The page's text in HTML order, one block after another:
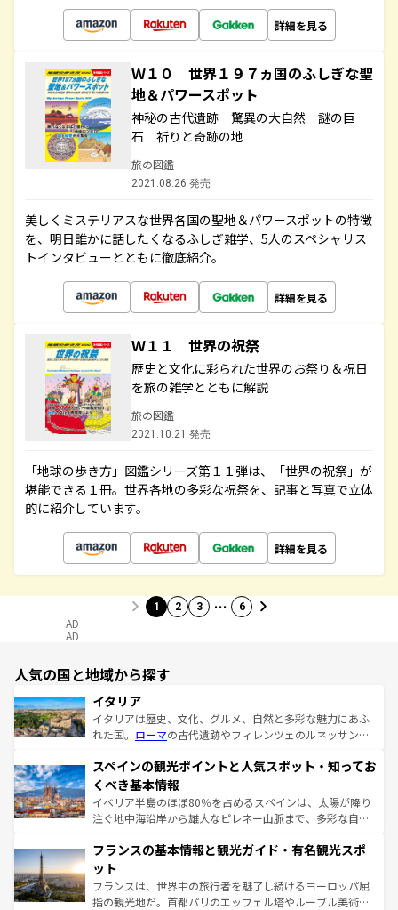
詳細を見る
Ｗ１０ 世界１９７ヵ国のふしぎな聖
地＆パワースポット
神秘の古代遺跡 驚異の大自然 謎の巨
石 祈りと奇跡の地
旅の図鑑
2021.08.26 発売
美しくミステリアスな世界各国の聖地＆パワースポットの特徴
を、明日誰かに話したくなるふしぎ雑学、5人のスペシャリス
トインタビューとともに徹底紹介。
詳細を見る
Ｗ１１ 世界の祝祭
歴史と文化に彩られた世界のお祭り＆祝日
を旅の雑学とともに解説
旅の図鑑
2021.10.21 発売
「地球の歩き方」図鑑シリーズ第１１弾は、「世界の祝祭」が
堪能できる１冊。世界各地の多彩な祝祭を、記事と写真で立体
的に紹介しています。
詳細を見る
1 2 3 … 6
AD
AD
人気の国と地域から探す
イタリア
イタリアは歴史、文化、グルメ、自然と多彩な魅力にあふ
れた国。 ローマの古代遺跡やフィレンツェのルネッサンス
ろん、トスカーナの美しい田園風景やアマルフィ海岸の絶
景など、自然景観も見逃せない。観光の合間には、本場の
ピザやパスタなど、絶品のイタリア料理を堪能することも
できる。朝目覚めてから夜眠るまで、すべての瞬間を楽し
なお、新着のイタリア情報はコンテンツ一覧を参照してほ
しい。
スペインの観光ポイントと人気スポット・知ってお
くべき基本情報
イベリア半島のほぼ80％を占めるスペインは、太陽が降り
注ぐ地中海沿岸から雄大なピレネー山脈まで、多彩な自然
文化が根付くこの国では、情熱的なフラメンコ、熱気あふ
れる闘牛、そして美味しいタパスが生活の一部となってい
る。首都マドリードの洗練された雰囲気や、バルセロナの
アートに溢れた街角から、地方では古代ローマ遺跡や中世
フランスの基本情報と観光ガイド・有名観光スポ
ット
フランスは、世界中の旅行者を魅了し続けるヨーロッパ屈
指の観光地だ。首都パリのエッフェル塔やルーブル美術館